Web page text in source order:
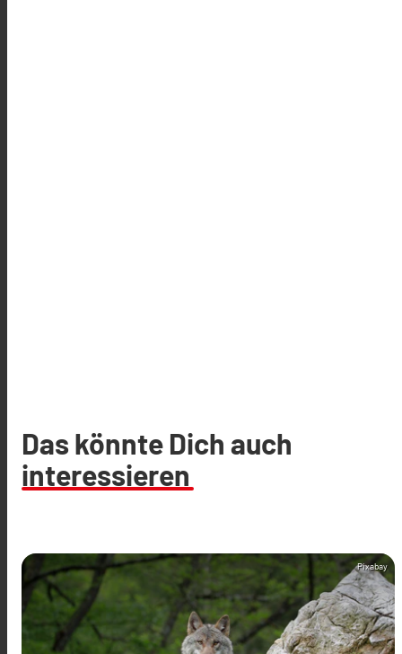
Das könnte Dich auch
interessieren
Pixabay